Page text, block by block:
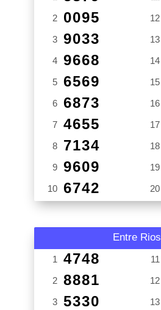
2 0095
3 9033
4 9668
5 6569
6 6873
7 4655
8 7134
9 9609
10 6742
12
13
14
15
16
17
18
19
20
Entre Rios
1 4748
2 8881
3 5330
11
12
13